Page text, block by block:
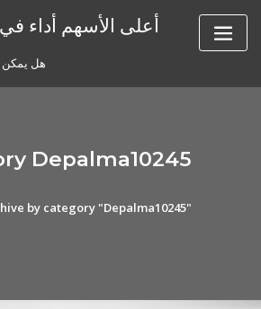
أعلى الأسهم أداء
هل يمكن
Depalma10245
by category "Depalma10245"